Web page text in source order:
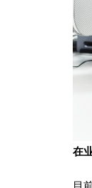
在